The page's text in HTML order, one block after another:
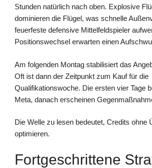
Stunden natürlich nach oben. Explosive
dominieren die Flügel, was schnelle
feuerfeste defensive Mittelfeldspieler
Positionswechsel erwarten einen
Am folgenden Montag stabilisiert das
Oft ist dann der Zeitpunkt zum Kauf für die
Qualifikationswoche. Die ersten vier Tage
Meta, danach erscheinen
Die Welle zu lesen bedeutet, Credits ohne
optimieren.
Fortgeschrittene